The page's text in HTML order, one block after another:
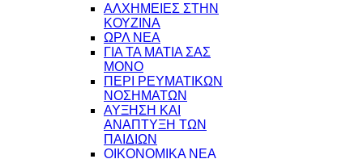
ΑΛΧΗΜΕΙΕΣ ΣΤΗΝ
ΚΟΥΖΙΝΑ
ΩΡΛ ΝEA
ΓΙΑ ΤΑ ΜΑΤΙΑ ΣΑΣ
ΜΟΝΟ
ΠΕΡΙ ΡΕΥΜΑΤΙΚΩΝ
ΝΟΣΗΜΑΤΩΝ
ΑΥΞΗΣΗ ΚΑΙ
ΑΝΑΠΤΥΞΗ ΤΩΝ
ΠΑΙΔΙΩΝ
ΟΙΚΟΝΟΜΙΚΑ ΝΕΑ